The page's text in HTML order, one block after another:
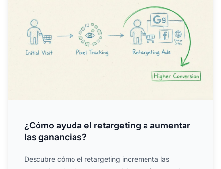
¿Cómo ayuda el retargeting a aumentar
las ganancias?
Descubre cómo el retargeting incrementa las